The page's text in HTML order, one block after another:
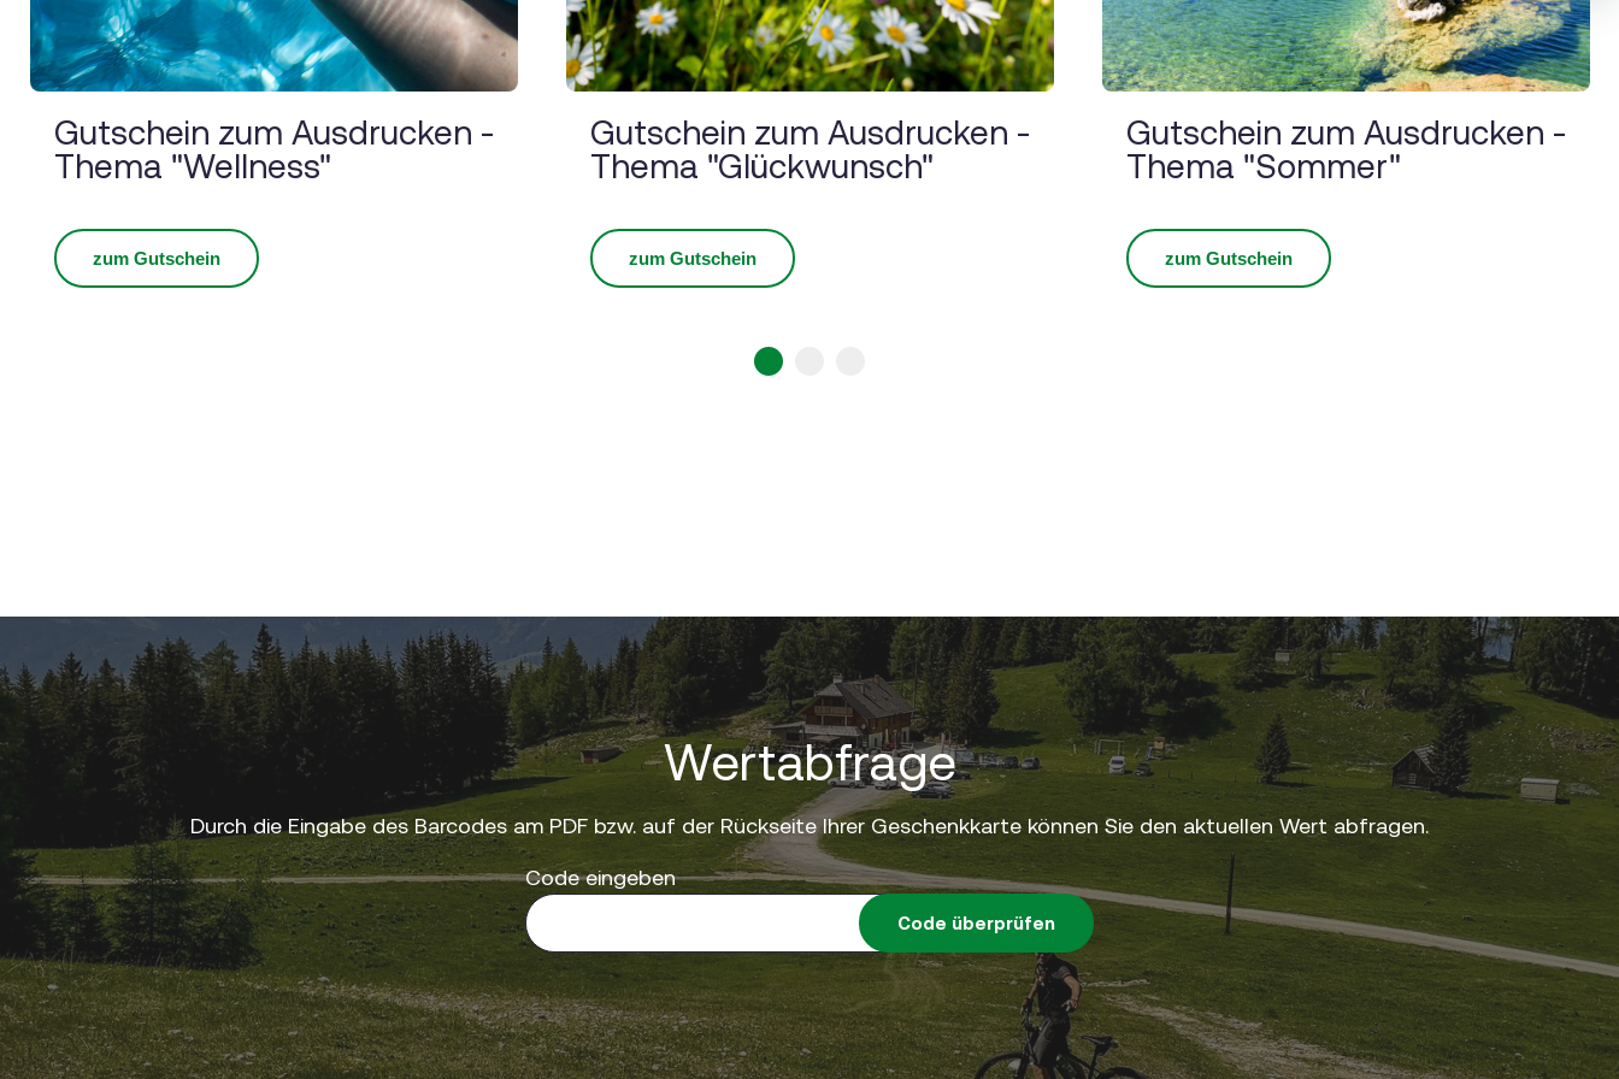
Gutschein zum Ausdrucken -
Thema "Wellness"
zum Gutschein
Gutschein zum Ausdrucken -
Thema "Glückwunsch"
zum Gutschein
Gutschein zum Ausdrucken -
Thema "Sommer"
zum Gutschein
Wertabfrage
Durch die Eingabe des Barcodes am PDF bzw. auf der Rückseite Ihrer Geschenkkarte können Sie den aktuellen Wert abfragen.
Code eingeben
Code überprüfen